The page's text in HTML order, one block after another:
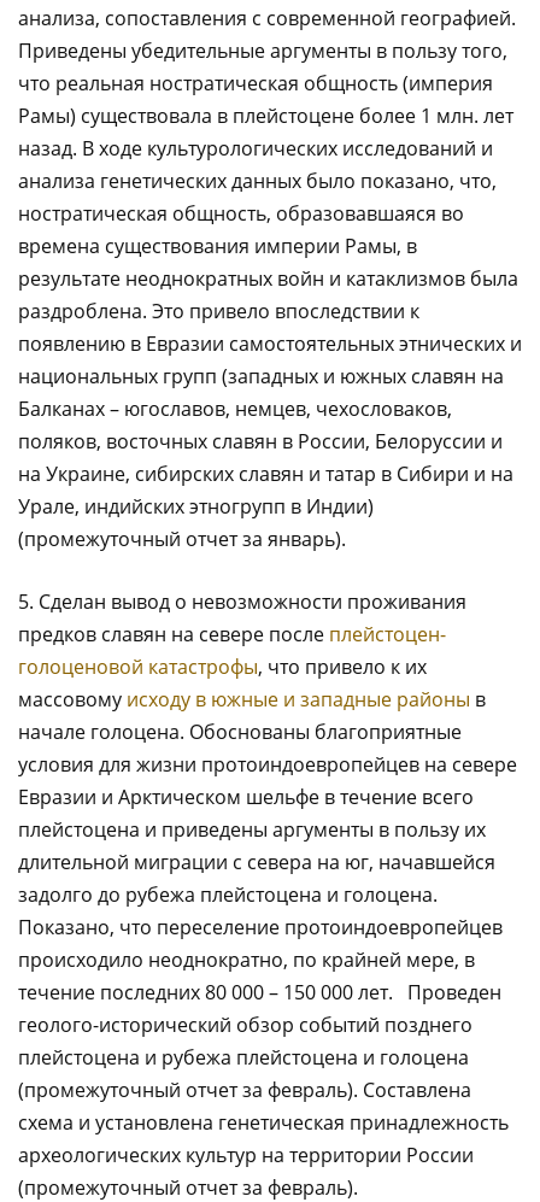
анализа, сопоставления с современной географией.
Приведены убедительные аргументы в пользу того,
что реальная ностратическая общность (империя
Рамы) существовала в плейстоцене более 1 млн. лет
назад. В ходе культурологических исследований и
анализа генетических данных было показано, что,
ностратическая общность, образовавшаяся во
времена существования империи Рамы, в
результате неоднократных войн и катаклизмов была
раздроблена. Это привело впоследствии к
появлению в Евразии самостоятельных этнических и
национальных групп (западных и южных славян на
Балканах – югославов, немцев, чехословаков,
поляков, восточных славян в России, Белоруссии и
на Украине, сибирских славян и татар в Сибири и на
Урале, индийских этногрупп в Индии)
(промежуточный отчет за январь).
5. Сделан вывод о невозможности проживания
предков славян на севере после плейстоцен-
голоценовой катастрофы, что привело к их
массовому исходу в южные и западные районы в
начале голоцена. Обоснованы благоприятные
условия для жизни протоиндоевропейцев на севере
Евразии и Арктическом шельфе в течение всего
плейстоцена и приведены аргументы в пользу их
длительной миграции с севера на юг, начавшейся
задолго до рубежа плейстоцена и голоцена.
Показано, что переселение протоиндоевропейцев
происходило неоднократно, по крайней мере, в
течение последних 80 000 – 150 000 лет. Проведен
геолого-исторический обзор событий позднего
плейстоцена и рубежа плейстоцена и голоцена
(промежуточный отчет за февраль). Составлена
схема и установлена генетическая принадлежность
археологических культур на территории России
(промежуточный отчет за февраль).